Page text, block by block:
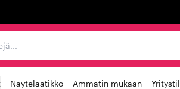
Näytelaatikko Ammatin mukaan